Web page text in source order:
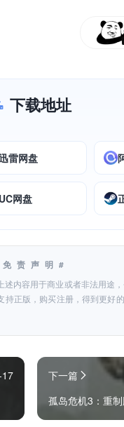
下载地址
雷网盘
网盘
责声明#
内容用于商业或者非法用途
正版，购买注册，得到更好
下一篇
孤岛危机3：重